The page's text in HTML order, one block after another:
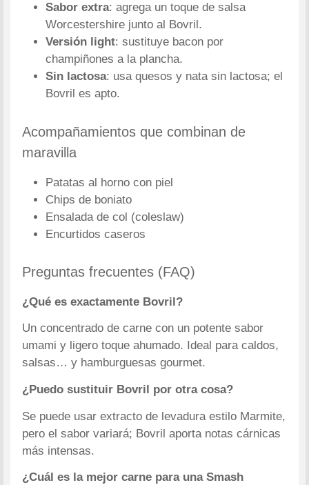
Sabor extra: agrega un toque de salsa
Worcestershire junto al Bovril.
Versión light: sustituye bacon por
champiñones a la plancha.
Sin lactosa: usa quesos y nata sin lactosa; el
Bovril es apto.
Acompañamientos que combinan de
maravilla
Patatas al horno con piel
Chips de boniato
Ensalada de col (coleslaw)
Encurtidos caseros
Preguntas frecuentes (FAQ)
¿Qué es exactamente Bovril?
Un concentrado de carne con un potente sabor
umami y ligero toque ahumado. Ideal para caldos,
salsas… y hamburguesas gourmet.
¿Puedo sustituir Bovril por otra cosa?
Se puede usar extracto de levadura estilo Marmite,
pero el sabor variará; Bovril aporta notas cárnicas
más intensas.
¿Cuál es la mejor carne para una Smash